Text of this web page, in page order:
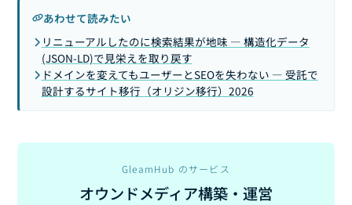
あわせて読みたい
リニューアルしたのに検索結果が地味 — 構造化データ
(JSON-LD)で見栄えを取り戻す
ドメインを変えてもユーザーとSEOを失わない — 受託で
設計するサイト移行（オリジン移行）2026
GleamHub のサービス
オウンドメディア構築・運営